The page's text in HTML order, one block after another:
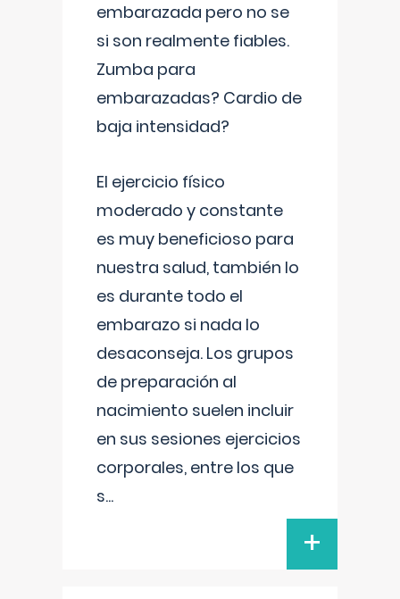
embarazada pero no se
si son realmente fiables.
Zumba para
embarazadas? Cardio de
baja intensidad?
El ejercicio físico
moderado y constante
es muy beneficioso para
nuestra salud, también lo
es durante todo el
embarazo si nada lo
desaconseja. Los grupos
de preparación al
nacimiento suelen incluir
en sus sesiones ejercicios
corporales, entre los que
s...
+